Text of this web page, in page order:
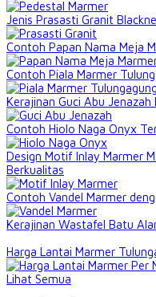
Jenis Prasasti Granit
Contoh Papan Nama Meja
Contoh Piala Marmer
Kerajinan Guci Abu
Contoh Hiolo Naga Onyx
Design Motif Inlay Marmer
Berkualitas
Contoh Vandel Marmer
Kerajinan Wastafel Batu
Harga Lantai Marmer
Lihat Semua